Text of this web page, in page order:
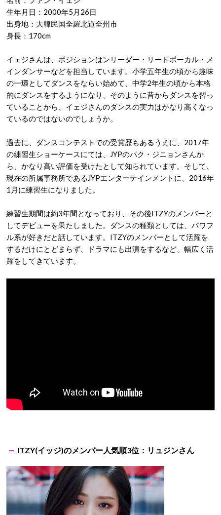
生年月日：2000年5月26日
出身地：大韓民国全羅北道全州市
身長：170cm
イェジさんは、ポジションはンリーダー・リードボーカル・メ
インダンサーなどを担当しています。小学五年生の頃から趣味
の一環としてダンスをならい始めて、中学2年生の頃から本格
的にダンスをするようになり、そのように昔からダンスを習っ
ていることから、イェジさんのダンスの実力はかなり高くなっ
ているのではないのでしょうか。
過去に、ダンスコンテストでの受賞歴もあるうえに、2017年
の練習生ショーケースにては、JYPのパク・ジニョンさんか
ら、かなり高い評価を受けたとして知られています。そして、
現在の所属事務所であるJYPエンターテインメントに、2016年
1月に練習生になりました。
練習生期間は約3年間となっており、その後ITZYのメンバーと
してデビューを果たしました。ダンスの種類としては、パワフ
ル系が好きだと話しています。ITZYのメンバーとして活躍を
するだけにとどまらず、ドラマにも出演をするなど、幅広く活
躍をしてきています。
ITZY(イッジ)のメンバー人気順3位：リュジンさん